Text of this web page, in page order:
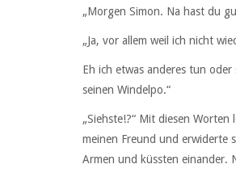
„Morgen Simon. Na hast du
„Ja, vor allem weil ich nicht
Eh ich etwas anderes tun
seinen Windelpo.“
„Siehste!?“ Mit diesen
meinen Freund und erwiderte
Armen und küssten einander.